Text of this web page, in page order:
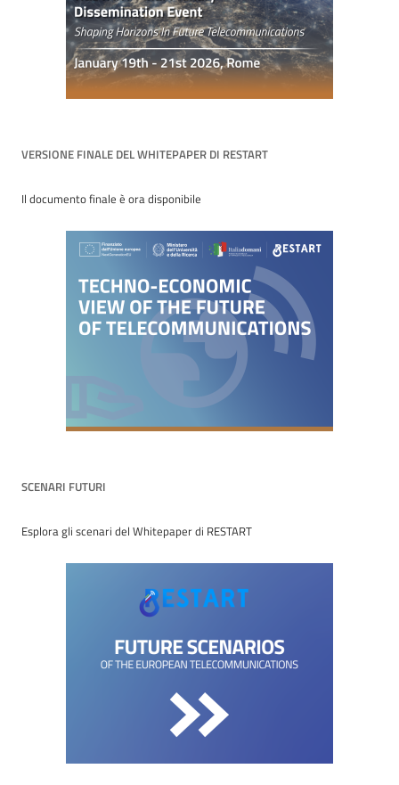
VERSIONE FINALE DEL WHITEPAPER DI RESTART
Il documento finale è ora disponibile
SCENARI FUTURI
Esplora gli scenari del Whitepaper di RESTART